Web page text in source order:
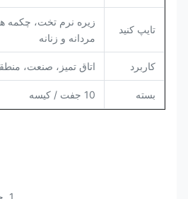
تایپ کنید
مردانه و زنانه
کاربرد اتاق تمیز، صنعت،
بسته 10 جفت / کیسه
1. چکمه های بالا ضد استاتیک: